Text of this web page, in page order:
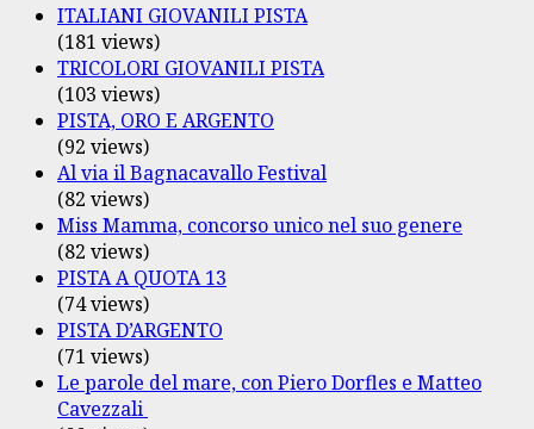
ITALIANI GIOVANILI PISTA
(181 views)
TRICOLORI GIOVANILI PISTA
(103 views)
PISTA, ORO E ARGENTO
(92 views)
Al via il Bagnacavallo Festival
(82 views)
Miss Mamma, concorso unico nel suo genere
(82 views)
PISTA A QUOTA 13
(74 views)
PISTA D’ARGENTO
(71 views)
Le parole del mare, con Piero Dorfles e Matteo
Cavezzali